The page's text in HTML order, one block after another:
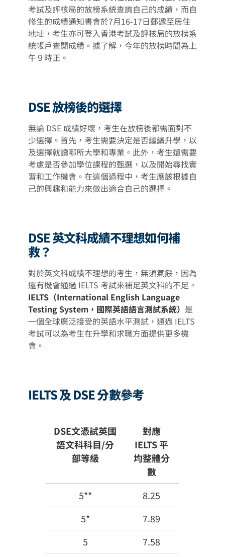
考試及評核局的放榜系統查詢自己的成績，而自
修生的成績通知書會於7月16-17日郵遞至居住
地址，考生亦可登入香港考試及評核局的放榜系
統帳戶查閱成績。據了解，今年的放榜時間為上
午９時正。
DSE 放榜後的選擇
無論 DSE 成績好壞，考生在放榜後都需面對不
少選擇。首先，考生需要決定是否繼續升學，以
及選擇就讀哪所大學和專業。此外，考生還需要
考慮是否參加學位課程的甄選，以及開始尋找實
習和工作機會。在這個過程中，考生應該根據自
己的興趣和能力來做出適合自己的選擇。
DSE 英文科成績不理想如何補
救？
對於英文科成績不理想的考生，無須氣餒，因為
還有機會通過 IELTS 考試來補足英文科的不足。
IELTS（International English Language
Testing System，國際英語語言測試系統） 是
一個全球廣泛接受的英語水平測試，通過 IELTS
考試可以為考生在升學和求職方面提供更多機
會。
IELTS 及 DSE 分數參考
DSE文憑試英國
語文科科目/分
部等級
對應
IELTS 平
均整體分
數
5**
8.25
5*
7.89
5
7.58